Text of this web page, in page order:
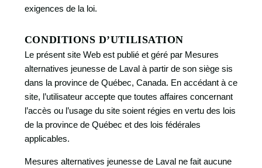
exigences de la loi.
CONDITIONS D’UTILISATION
Le présent site Web est publié et géré par Mesures
alternatives jeunesse de Laval à partir de son siège sis
dans la province de Québec, Canada. En accédant à ce
site, l’utilisateur accepte que toutes affaires concernant
l’accès ou l’usage du site soient régies en vertu des lois
de la province de Québec et des lois fédérales
applicables.
Mesures alternatives jeunesse de Laval ne fait aucune